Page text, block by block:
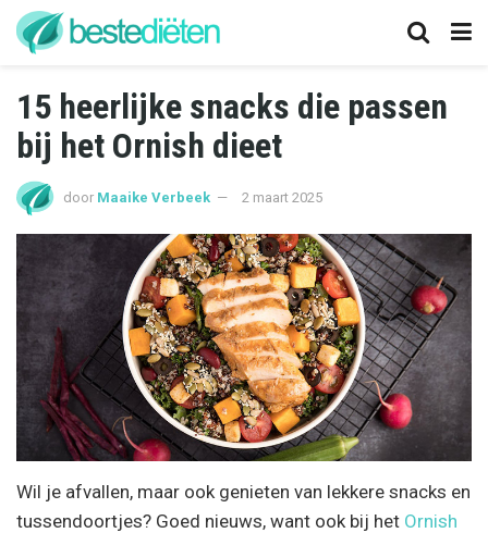
15 heerlijke snacks die passen
bij het Ornish dieet
door Maaike Verbeek 2 maart 2025
Wil je afvallen, maar ook genieten van lekkere snacks en
tussendoortjes? Goed nieuws, want ook bij het Ornish